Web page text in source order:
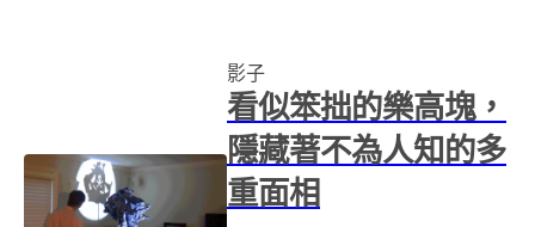
的各式各樣影子，創造出塗鴉與...
影子
看似笨拙的樂高塊，
隱藏著不為人知的多
重面相